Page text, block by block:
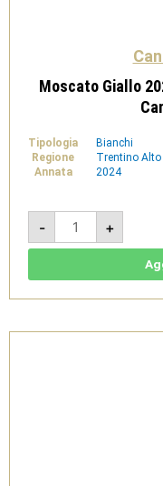
Moscato Giallo
Tipologia
Bianchi
Regione
Trentino Alto
Annata
2024
-
Moscato
Giallo
2024
-
DOC
di
+